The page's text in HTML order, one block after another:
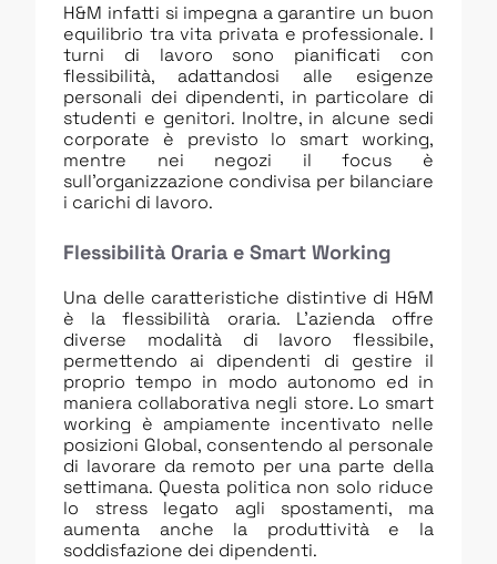
H&M infatti si impegna a garantire un buon
equilibrio tra vita privata e professionale. I
turni di lavoro sono pianificati con
flessibilità, adattandosi alle esigenze
personali dei dipendenti, in particolare di
studenti e genitori. Inoltre, in alcune sedi
corporate è previsto lo smart working,
mentre nei negozi il focus è
sull’organizzazione condivisa per bilanciare
i carichi di lavoro.
Flessibilità Oraria e Smart Working
Una delle caratteristiche distintive di H&M
è la flessibilità oraria. L’azienda offre
diverse modalità di lavoro flessibile,
permettendo ai dipendenti di gestire il
proprio tempo in modo autonomo ed in
maniera collaborativa negli store. Lo smart
working è ampiamente incentivato nelle
posizioni Global, consentendo al personale
di lavorare da remoto per una parte della
settimana. Questa politica non solo riduce
lo stress legato agli spostamenti, ma
aumenta anche la produttività e la
soddisfazione dei dipendenti.